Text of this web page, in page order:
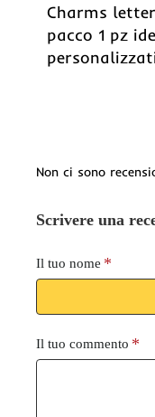
Charms
pacco 1 pz
Non ci sono
Scrivere una
Il tuo nome
Il tuo commento